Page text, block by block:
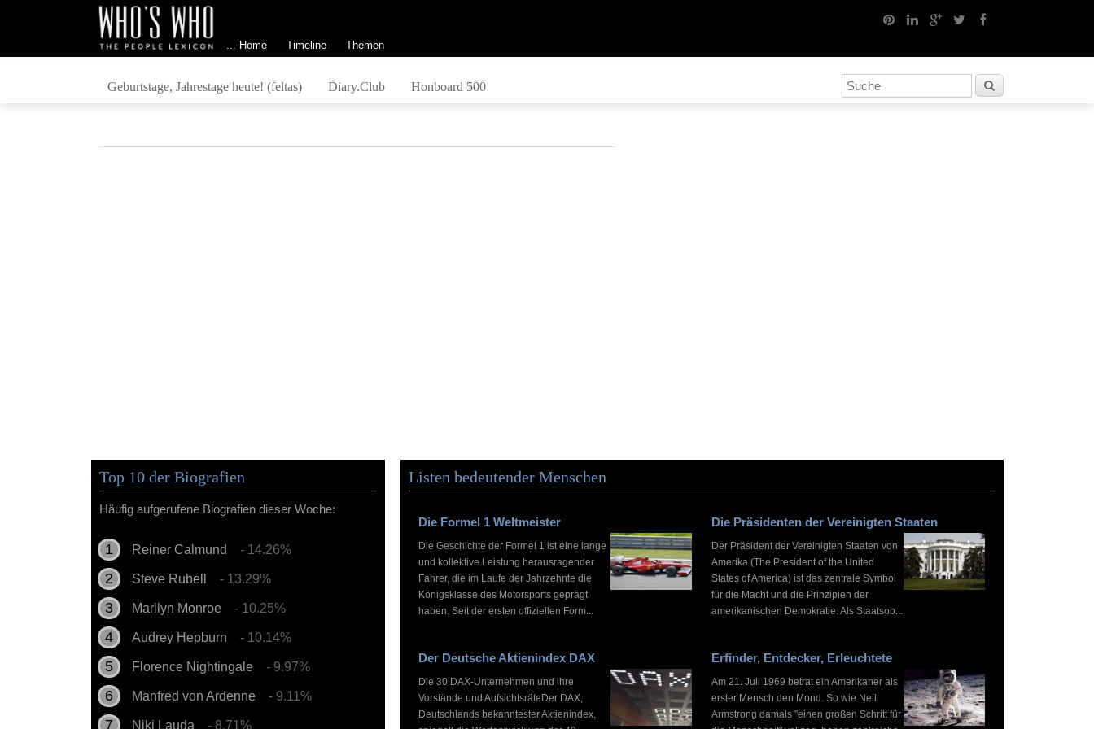
... Home Timeline Themen
Geburtstage, Jahrestage heute! (feltas) Diary.Club Honboard 500
Top 10 der Biografien
Häufig aufgerufene Biografien dieser Woche:
Reiner Calmund - 14.26%
Steve Rubell - 13.29%
Marilyn Monroe - 10.25%
Audrey Hepburn - 10.14%
Florence Nightingale - 9.97%
Manfred von Ardenne - 9.11%
Niki Lauda - 8.71%
Listen bedeutender Menschen
Die Formel 1 Weltmeister
Die Geschichte der Formel 1 ist eine lange
und kollektive Leistung herausragender
Fahrer, die im Laufe der Jahrzehnte die
Königsklasse des Motorsports geprägt
haben. Seit der ersten offiziellen Form...
Die Präsidenten der Vereinigten Staaten
Der Präsident der Vereinigten Staaten von
Amerika (The President of the United
States of America) ist das zentrale Symbol
für die Macht und die Prinzipien der
amerikanischen Demokratie. Als Staatsob...
Der Deutsche Aktienindex DAX
Die 30 DAX-Unternehmen und ihre
Vorstände und AufsichtsräteDer DAX,
Deutschlands bekanntester Aktienindex,
Erfinder, Entdecker, Erleuchtete
Am 21. Juli 1969 betrat ein Amerikaner als
erster Mensch den Mond. So wie Neil
Armstrong damals "einen großen Schritt für